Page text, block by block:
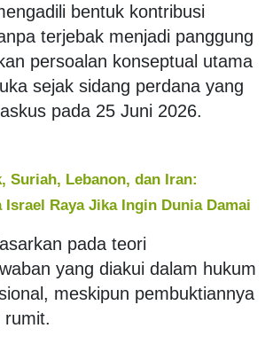
bentuk kontribusi
terjebak menjadi panggung
persoalan konseptual utama
sejak sidang perdana yang
pada 25 Juni 2026.
Suriah, Lebanon, dan Iran:
Israel Raya Jika Ingin Dunia Damai
pada teori
yang diakui dalam hukum
meskipun pembuktiannya
rumit.